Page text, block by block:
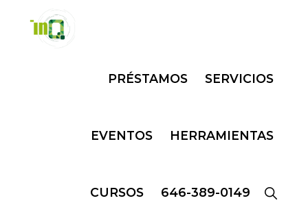
PRÉSTAMOS SERVICIOS
EVENTOS HERRAMIENTAS
CURSOS 646-389-0149